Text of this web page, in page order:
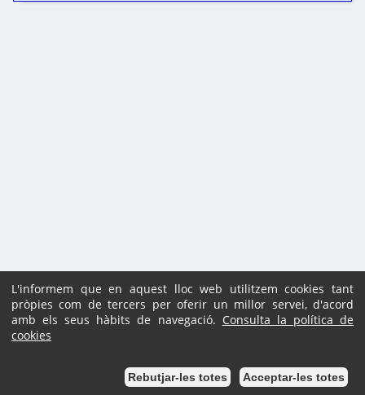
Podem ajudar-te?
L'informem que en aquest lloc web utilitzem cookies tant
pròpies com de tercers per oferir un millor servei, d'acord
amb els seus hàbits de navegació. Consulta la política de
cookies
Rebutjar-les totes Acceptar-les totes